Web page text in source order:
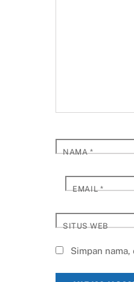
NAMA*
EMAIL*
SITUS WEB
Simpan